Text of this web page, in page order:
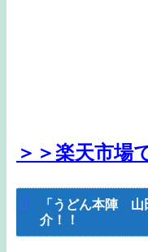
＞＞楽天市場
「うどん本陣 山
介！！